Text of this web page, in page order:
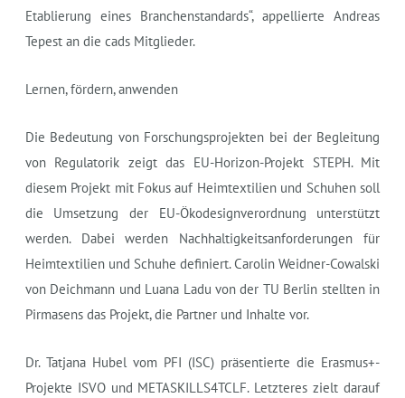
Etablierung eines Branchenstandards“, appellierte Andreas
Tepest an die cads Mitglieder.
Lernen, fördern, anwenden
Die Bedeutung von Forschungsprojekten bei der Begleitung
von Regulatorik zeigt das EU-Horizon-Projekt STEPH. Mit
diesem Projekt mit Fokus auf Heimtextilien und Schuhen soll
die Umsetzung der EU-Ökodesignverordnung unterstützt
werden. Dabei werden Nachhaltigkeitsanforderungen für
Heimtextilien und Schuhe definiert. Carolin Weidner-Cowalski
von Deichmann und Luana Ladu von der TU Berlin stellten in
Pirmasens das Projekt, die Partner und Inhalte vor.
Dr. Tatjana Hubel vom PFI (ISC) präsentierte die Erasmus+-
Projekte ISVO und METASKILLS4TCLF. Letzteres zielt darauf